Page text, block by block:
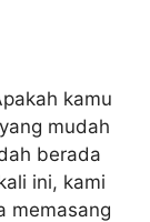
kamu
mudah
berada
ini, kami
memasang